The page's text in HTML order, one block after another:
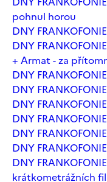
pohnul horou
DNY
DNY
+ Armat - za
DNY
DNY
DNY
DNY
DNY
DNY
DNY
krátkometrážních